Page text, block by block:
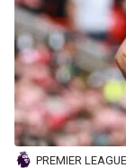
PREMIER LEAGUE